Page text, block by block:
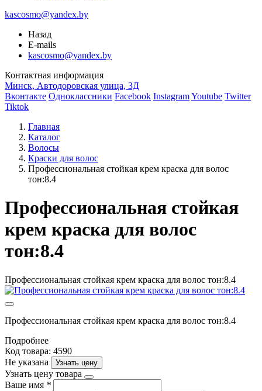
kascosmo@yandex.by
Назад
E-mails
kascosmo@yandex.by
Контактная информация
Минск, Автодоровская улица, 3Д
Вконтакте Одноклассники Facebook InstagramYoutube Twitter
Tiktok
Главная
Каталог
Волосы
Краски для волос
Профессиональная стойкая крем краска для волос
тон:8.4
Профессиональная стойкая
крем краска для волос
тон:8.4
Профессиональная стойкая крем краска для волос тон:8.4
Профессиональная стойкая крем краска для волос тон:8.4
Подробнее
Код товара: 4590
Не указана
Узнать цену
Узнать цену товара
Ваше имя *